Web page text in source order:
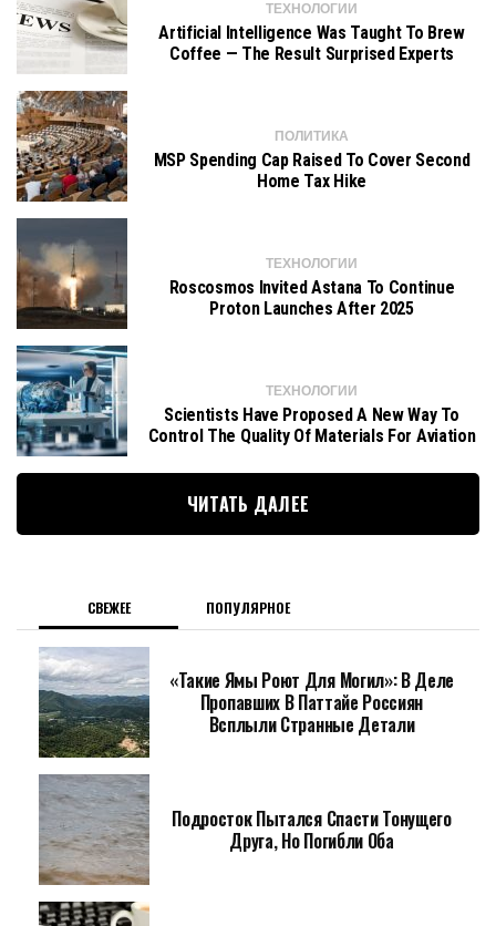
ТЕХНОЛОГИИ
Artificial Intelligence Was Taught To Brew
Coffee — The Result Surprised Experts
ПОЛИТИКА
MSP Spending Cap Raised To Cover Second
Home Tax Hike
ТЕХНОЛОГИИ
Roscosmos Invited Astana To Continue
Proton Launches After 2025
ТЕХНОЛОГИИ
Scientists Have Proposed A New Way To
Control The Quality Of Materials For Aviation
ЧИТАТЬ ДАЛЕЕ
СВЕЖЕЕ ПОПУЛЯРНОЕ
«Такие Ямы Роют Для Могил»: В Деле
Пропавших В Паттайе Россиян
Всплыли Странные Детали
Подросток Пытался Спасти Тонущего
Друга, Но Погибли Оба